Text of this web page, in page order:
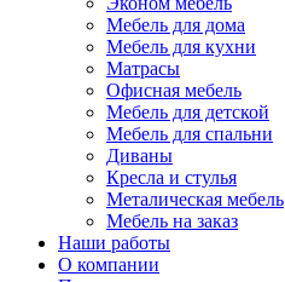
Мебель для дома
Мебель для кухни
Матрасы
Офисная мебель
Мебель для детской
Мебель для спальни
Диваны
Кресла и стулья
Металическая мебель
Мебель на заказ
Наши работы
О компании